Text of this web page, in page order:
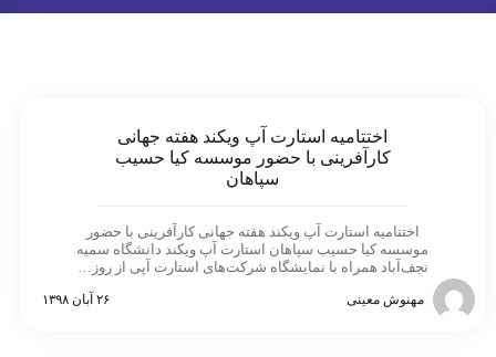
اختتامیه استارت آپ ویکند هفته جهانی
کارآفرینی با حضور موسسه کیا حسیب
سپاهان
اختتامیه استارت آپ ویکند هفته جهانی کارآفرینی با حضور
موسسه کیا حسیب سپاهان استارت آپ ویکند دانشگاه سمیه
نجف‌آباد همراه با نمایشگاه شرکت‌های استارت آپی از روز…
مهنوش معینی ۲۶ آبان ۱۳۹۸